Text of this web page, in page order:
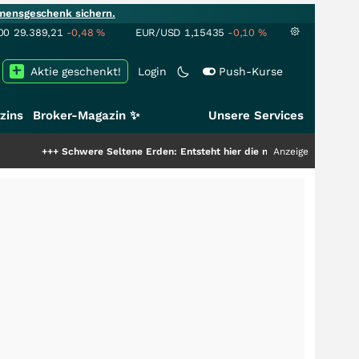
sichern.
29.389,21 -0,48% EUR/USD 1,15435 -0,10 %
Login Push-Kurse
Aktie geschenkt!
Broker-Magazin ✨ Unsere Services
Schwere Seltene Erden: Entsteht hier die nächste Milliardenstory?
Anzeige